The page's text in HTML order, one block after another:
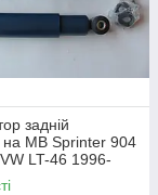
задній
MB Sprinter 904
LT-46 1996-
— 0267150005